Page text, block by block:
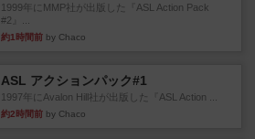
1999年にMMP社が出版した『ASL Action Pack
#2』...
約1時間前 by Chaco
ASL アクションパック#1
1997年にAvalon Hill社が出版した『ASL Action ...
約2時間前 by Chaco